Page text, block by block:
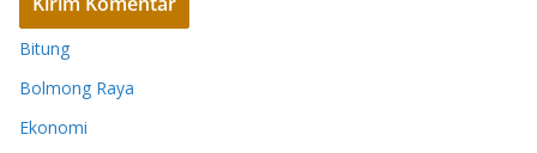
Bitung
Bolmong Raya
Ekonomi